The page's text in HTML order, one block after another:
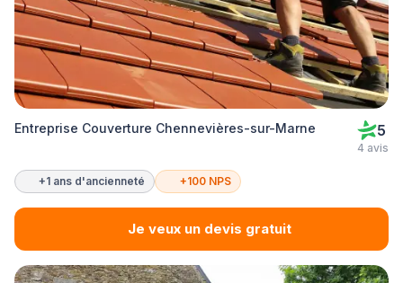
Entreprise Couverture Chennevières-sur-Marne 5
4 avis
+1 ans d'ancienneté +100 NPS
Je veux un devis gratuit